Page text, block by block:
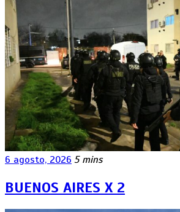
6 agosto, 2026 5 mins
BUENOS AIRES X 2